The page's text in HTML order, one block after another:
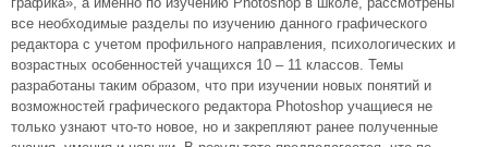
все необходимые разделы по изучению данного графического
редактора с учетом профильного направления, психологических и
возрастных особенностей учащихся 10 – 11 классов. Темы
разработаны таким образом, что при изучении новых понятий и
возможностей графического редактора Photoshop учащиеся не
только узнают что-то новое, но и закрепляют ранее полученные